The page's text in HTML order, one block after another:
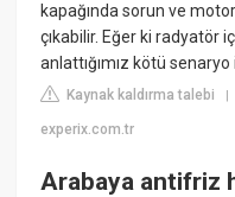
kapağında sorun ve
çıkabilir. Eğer ki radyatör
anlattığımız kötü senaryo
Kaynak kaldırma talebi
experix.com.tr
Arabaya antifriz